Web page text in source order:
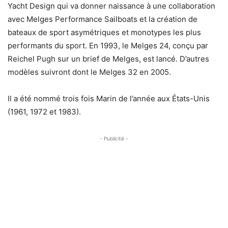
Yacht Design qui va donner naissance à une collaboration
avec Melges Performance Sailboats et la création de
bateaux de sport asymétriques et monotypes les plus
performants du sport. En 1993, le Melges 24, conçu par
Reichel Pugh sur un brief de Melges, est lancé. D’autres
modèles suivront dont le Melges 32 en 2005.
Il a été nommé trois fois Marin de l’année aux États-Unis
(1961, 1972 et 1983).
- Publicité -